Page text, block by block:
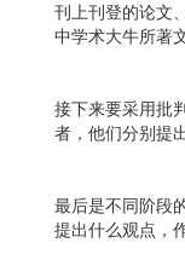
刊上刊登的论文
中学术大牛所著
接下来要采用批
者，他们分别提
最后是不同阶段
提出什么观点，